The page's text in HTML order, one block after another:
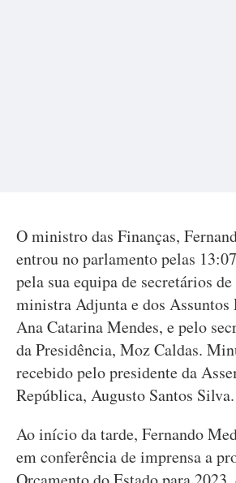
O ministro das Finanças,
entrou no parlamento pelas
pela sua equipa de secretários
ministra Adjunta e dos Assuntos
Ana Catarina Mendes, e pelo
da Presidência, Moz Caldas.
recebido pelo presidente da
República, Augusto Santos Silva.
Ao início da tarde, Fernando
em conferência de imprensa a